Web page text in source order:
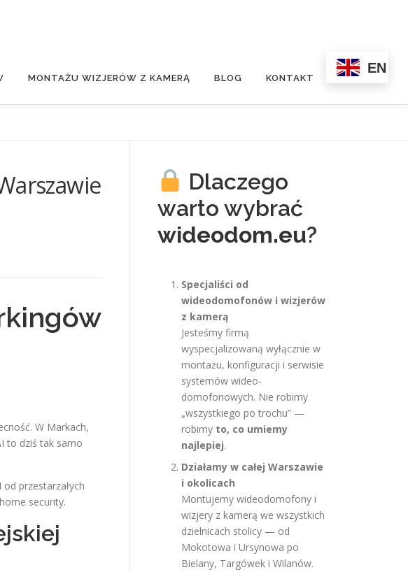
MONTAŻU WIZJERÓW Z KAMERĄ BLOG KONTAKT
EN
W Markach,
to dziś tak samo
przestarzałych
security.
Dlaczego
warto wybrać
wideodom.eu?
Specjaliści od
wideodomofonów i wizjerów
z kamerą
Jesteśmy firmą
wyspecjalizowaną wyłącznie w
montażu, konfiguracji i serwisie
systemów wideo-
domofonowych. Nie robimy
„wszystkiego po trochu” —
robimy to, co umiemy
najlepiej.
Działamy w całej Warszawie
i okolicach
Montujemy wideodomofony i
wizjery z kamerą we wszystkich
dzielnicach stolicy — od
Mokotowa i Ursynowa po
Bielany, Targówek i Wilanów.